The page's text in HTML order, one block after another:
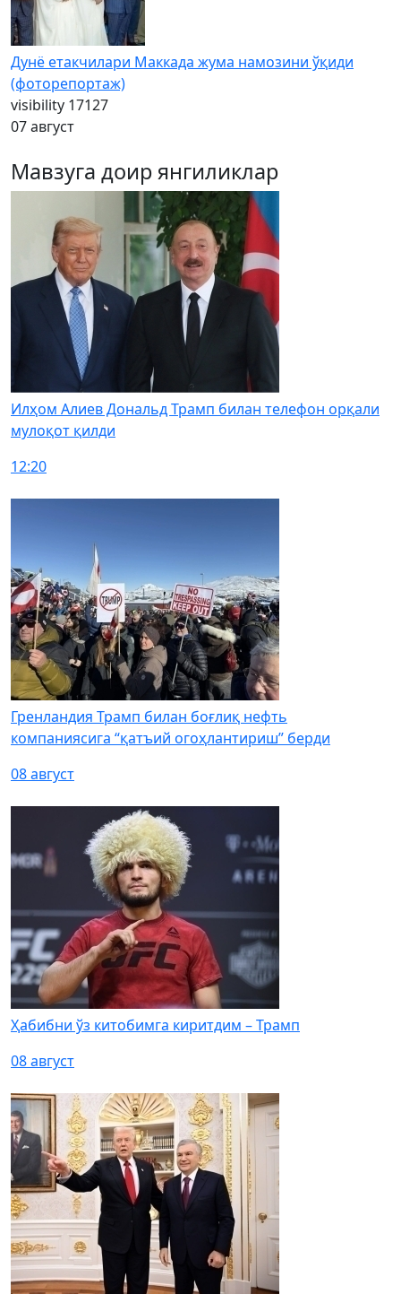
Дунё етакчилари Маккада жума намозини ўқиди
(фоторепортаж)
visibility 17127
07 август
Мавзуга доир янгиликлар
Илҳом Алиев Дональд Трамп билан телефон орқали
мулоқот қилди
12:20
Гренландия Трамп билан боғлиқ нефть
компаниясига “қатъий огоҳлантириш” берди
08 август
Ҳабибни ўз китобимга киритдим – Трамп
08 август